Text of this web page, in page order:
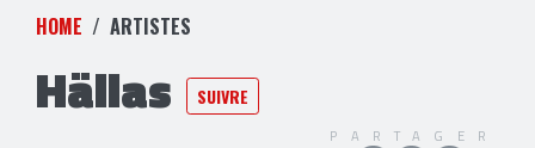
HOME ARTISTES
Hällas SUIVRE
PARTAGER